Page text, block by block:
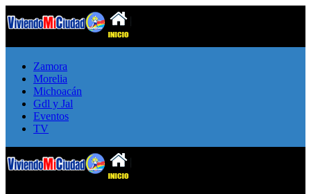
Zamora
Morelia
Michoacán
Gdl y Jal
Eventos
TV